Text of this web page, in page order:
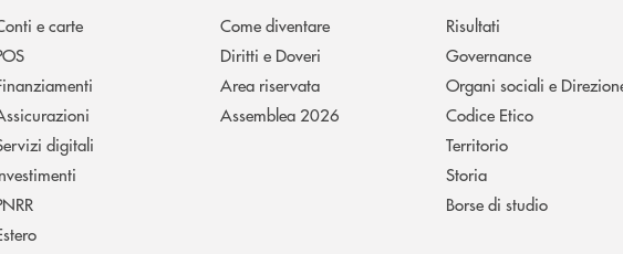
e carte
digitali
Come diventare
Diritti e Doveri
Area riservata
Assemblea 2026
Risultati
Governance
Organi sociali e
Codice Etico
Territorio
Storia
Borse di studio